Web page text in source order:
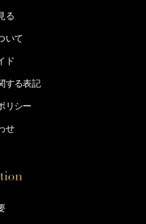
る
いて
ド
する表記
リシー
せ